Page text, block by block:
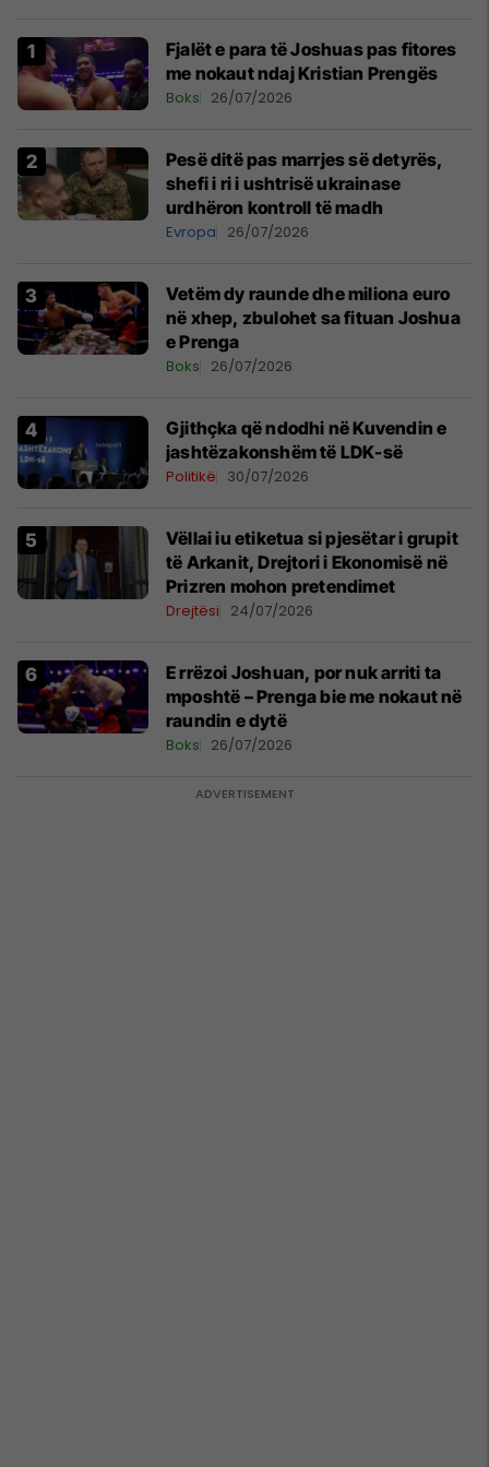
Fjalët e para të Joshuas pas fitores
me nokaut ndaj Kristian Prengës
Boks 26/07/2026
Pesë ditë pas marrjes së detyrës,
shefi i ri i ushtrisë ukrainase
urdhëron kontroll të madh
Evropa 26/07/2026
Vetëm dy raunde dhe miliona euro
në xhep, zbulohet sa fituan Joshua
e Prenga
Boks 26/07/2026
Gjithçka që ndodhi në Kuvendin e
jashtëzakonshëm të LDK-së
Politikë 30/07/2026
Vëllai iu etiketua si pjesëtar i grupit
të Arkanit, Drejtori i Ekonomisë në
Prizren mohon pretendimet
Drejtësi 24/07/2026
E rrëzoi Joshuan, por nuk arriti ta
mposhtë – Prenga bie me nokaut në
raundin e dytë
Boks 26/07/2026